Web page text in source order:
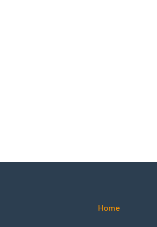
Home